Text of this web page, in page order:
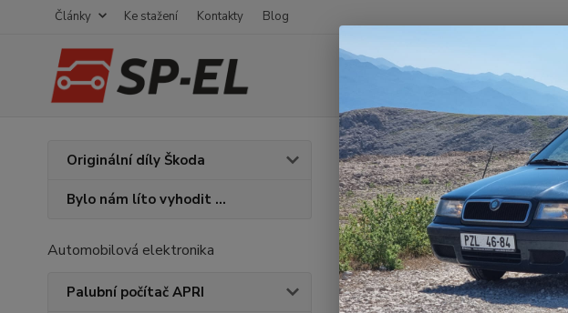
Články Ke stažení Kontakty Blog
Originální díly Škoda
Bylo nám líto vyhodit ...
Automobilová elektronika
Palubní počítač APRI
Úvod SP-EL Merch Tričko SP-EL
Tričko SP-EL